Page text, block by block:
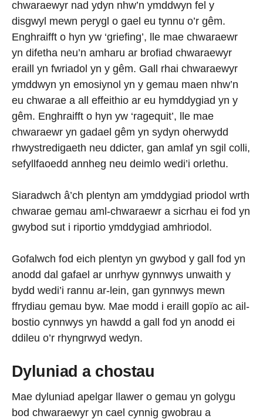
chwaraewyr nad ydyn nhw’n ymddwyn fel y
disgwyl mewn perygl o gael eu tynnu o’r gêm.
Enghraifft o hyn yw ‘griefing’, lle mae chwaraewr
yn difetha neu’n amharu ar brofiad chwaraewyr
eraill yn fwriadol yn y gêm. Gall rhai chwaraewyr
ymddwyn yn emosiynol yn y gemau maen nhw’n
eu chwarae a all effeithio ar eu hymddygiad yn y
gêm. Enghraifft o hyn yw ‘ragequit’, lle mae
chwaraewr yn gadael gêm yn sydyn oherwydd
rhwystredigaeth neu ddicter, gan amlaf yn sgil colli,
sefyllfaoedd annheg neu deimlo wedi’i orlethu.
Siaradwch â’ch plentyn am ymddygiad priodol wrth
chwarae gemau aml-chwaraewr a sicrhau ei fod yn
gwybod sut i riportio ymddygiad amhriodol.
Gofalwch fod eich plentyn yn gwybod y gall fod yn
anodd dal gafael ar unrhyw gynnwys unwaith y
bydd wedi’i rannu ar-lein, gan gynnwys mewn
ffrydiau gemau byw. Mae modd i eraill gopïo ac ail-
bostio cynnwys yn hawdd a gall fod yn anodd ei
ddileu o’r rhyngrwyd wedyn.
Dyluniad a chostau
Mae dyluniad apelgar llawer o gemau yn golygu
bod chwaraewyr yn cael cynnig gwobrau a